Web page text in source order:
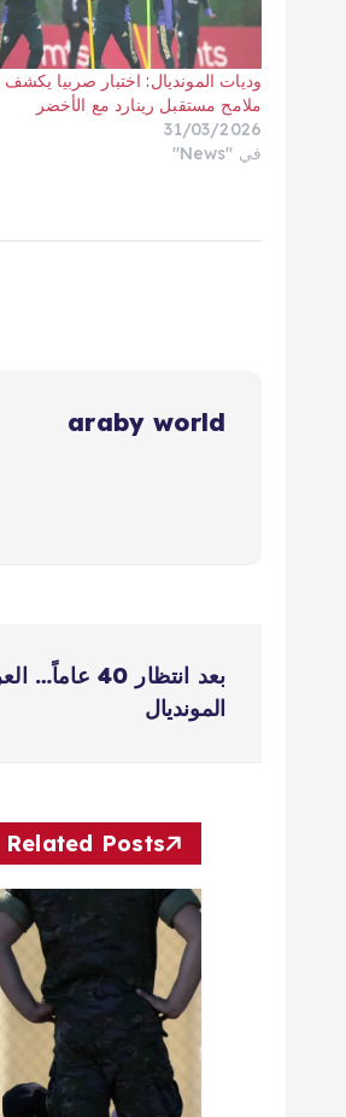
وديات المونديال: اختبار صربيا
ملامح مستقبل رينارد مع الأخضر
31/03/2026
في "News"
araby world
ص
بعد انتظار 40
المونديال
Related Posts